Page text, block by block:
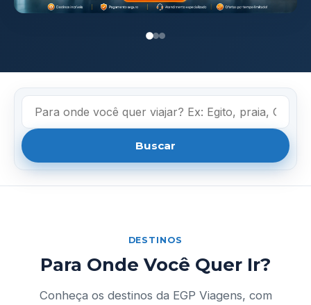
Buscar
DESTINOS
Para Onde Você Quer Ir?
Conheça os destinos da EGP Viagens, com